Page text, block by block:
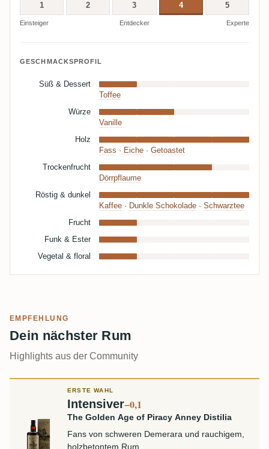
1 2 3 4 5
Einsteiger Entdecker Experte
GESCHMACKSPROFIL
Süß & Dessert
Toffee
Würze
Vanille
Holz
Fass · Eiche · Getoastet
Trockenfrucht
Dörrpflaume
Röstig & dunkel
Kaffee · Dunkle Schokolade · Schwarztee
Frucht
Funk & Ester
Vegetal & floral
EMPFEHLUNG
Dein nächster Rum
Highlights aus der Community
ERSTE WAHL
Intensiver−0,1
The Golden Age of Piracy Anney Distilia
Fans von schweren Demerara und rauchigem,
holzbetontem Rum